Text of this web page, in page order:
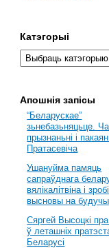
Катэгорыі
Апошнія запісы
“Беларускае”
зьнебазьняцьце.
прызнаньні і
Пратасевіча
Ушануйма памяць
сапраўднага
вялікалітвіна і
высновы на
Сяргей Высоцкі
ў леташніх
Беларусі